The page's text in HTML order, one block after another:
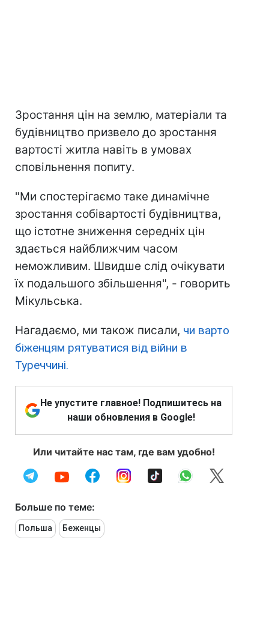
Зростання цін на землю, матеріали та
будівництво призвело до зростання
вартості житла навіть в умовах
сповільнення попиту.
"Ми спостерігаємо таке динамічне
зростання собівартості будівництва,
що істотне зниження середніх цін
здається найближчим часом
неможливим. Швидше слід очікувати
їх подальшого збільшення", - говорить
Мікульська.
Нагадаємо, ми також писали, чи варто
біженцям рятуватися від війни в
Туреччині.
Не упустите главное! Подпишитесь на
наши обновления в Google!
Или читайте нас там, где вам удобно!
Больше по теме:
Польша Беженцы